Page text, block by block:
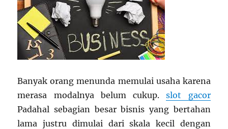
Banyak orang menunda memulai usaha karena
merasa modalnya belum cukup.slot gacor
Padahal sebagian besar bisnis yang bertahan
lama justru dimulai dari skala kecil dengan